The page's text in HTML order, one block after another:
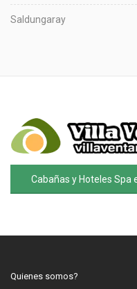
Saldungaray
Cabañas y Hoteles Spa
Quienes somos?